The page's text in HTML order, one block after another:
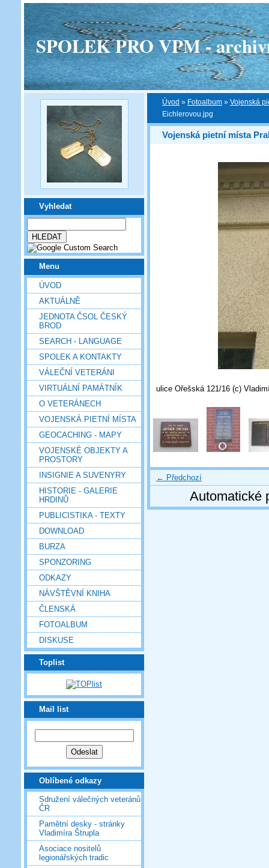
SPOLEK PRO VPM -
Vyhledat
Menu
ÚVOD
AKTUÁLNĚ
JEDNOTA ČSOL ČESKÝ
BROD
SEARCH - LANGUAGE
SPOLEK A KONTAKTY
VÁLEČNÍ VETERÁNI
VIRTUÁLNÍ PAMÁTNÍK
O VETERÁNECH
VOJENSKÁ PIETNÍ MÍSTA
GEOCACHING - MAPY
VOJENSKÉ OBJEKTY A
PROSTORY
INSIGNIE A SUVENYRY
HISTORIE - GALERIE
HRDINŮ
PUBLICISTIKA - TEXTY
DOWNLOAD
BURZA
SPONZORING
ODKAZY
NÁVŠTĚVNÍ KNIHA
ČLENSKÁ
FOTOALBUM
DISKUSE
Toplist
Mail list
Oblíbené odkazy
Sdružení válečných veteránů
ČR
Pamětní desky - stránky
Vladimíra Štrupla
Asociace nositelů
legionářských tradic
Úvod » Fotoalbum » Vojenská
Eichlerovou.jpg
Vojenská pietní místa
ulice Ořešská 121/16 (c)
← Předchozí
Automatické